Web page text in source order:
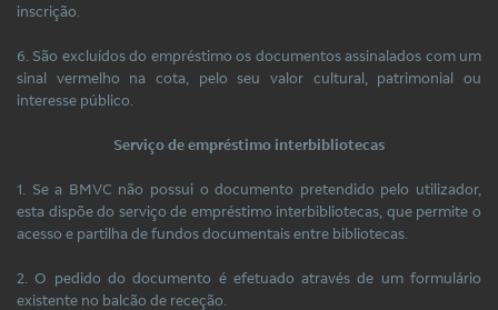
inscrição.
6. São excluídos do empréstimo os documentos assinalados com um
sinal vermelho na cota, pelo seu valor cultural, patrimonial ou
interesse público.
Serviço de empréstimo interbibliotecas
1. Se a BMVC não possui o documento pretendido pelo utilizador,
esta dispõe do serviço de empréstimo interbibliotecas, que permite o
acesso e partilha de fundos documentais entre bibliotecas.
2. O pedido do documento é efetuado através de um formulário
existente no balcão de receção.